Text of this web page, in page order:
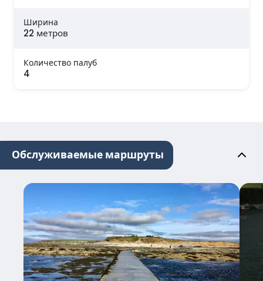
Ширина
22 метров
Количество палуб
4
Обслуживаемые маршруты